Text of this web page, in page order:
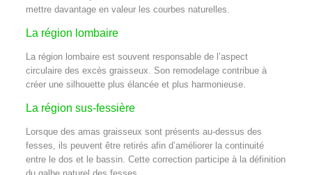
mettre davantage en valeur les courbes naturelles.
La région lombaire
La région lombaire est souvent responsable de l’aspect
circulaire des excès graisseux. Son remodelage contribue à
créer une silhouette plus élancée et plus harmonieuse.
La région sus-fessière
Lorsque des amas graisseux sont présents au-dessus des
fesses, ils peuvent être retirés afin d’améliorer la continuité
entre le dos et le bassin. Cette correction participe à la définition